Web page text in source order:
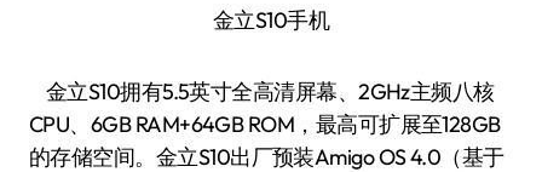
金立S10手机
金立S10拥有5.5英寸全高清屏幕、2GHz主频八核
CPU、6GB RAM+64GB ROM，最高可扩展至128GB
的存储空间。金立S10出厂预装Amigo OS 4.0（基于